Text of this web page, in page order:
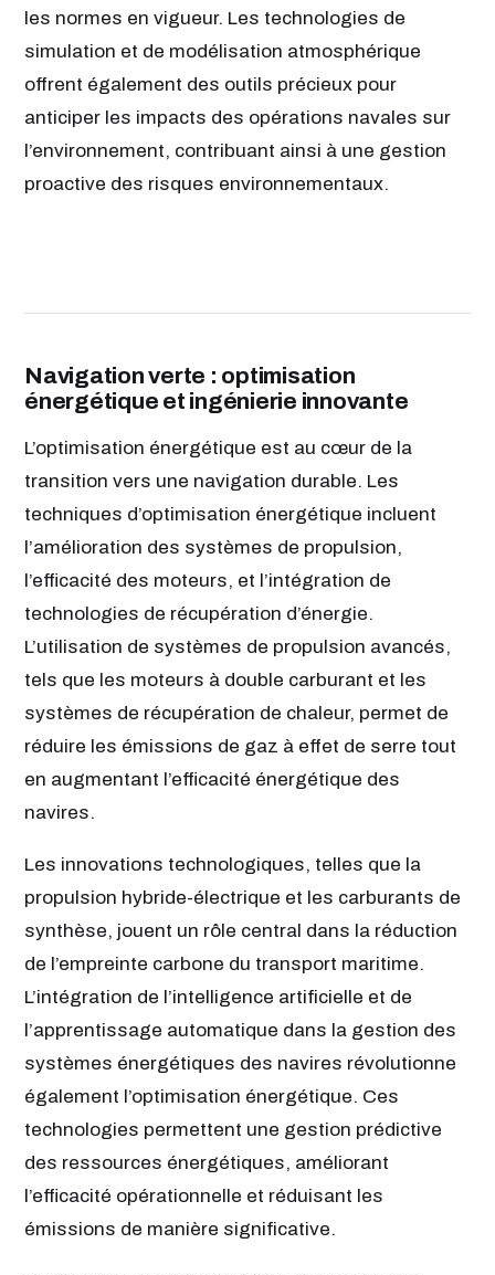
les normes en vigueur. Les technologies de
simulation et de modélisation atmosphérique
offrent également des outils précieux pour
anticiper les impacts des opérations navales sur
l’environnement, contribuant ainsi à une gestion
proactive des risques environnementaux.
Navigation verte : optimisation
énergétique et ingénierie innovante
L’optimisation énergétique est au cœur de la
transition vers une navigation durable. Les
techniques d’optimisation énergétique incluent
l’amélioration des systèmes de propulsion,
l’efficacité des moteurs, et l’intégration de
technologies de récupération d’énergie.
L’utilisation de systèmes de propulsion avancés,
tels que les moteurs à double carburant et les
systèmes de récupération de chaleur, permet de
réduire les émissions de gaz à effet de serre tout
en augmentant l’efficacité énergétique des
navires.
Les innovations technologiques, telles que la
propulsion hybride-électrique et les carburants de
synthèse, jouent un rôle central dans la réduction
de l’empreinte carbone du transport maritime.
L’intégration de l’intelligence artificielle et de
l’apprentissage automatique dans la gestion des
systèmes énergétiques des navires révolutionne
également l’optimisation énergétique. Ces
technologies permettent une gestion prédictive
des ressources énergétiques, améliorant
l’efficacité opérationnelle et réduisant les
émissions de manière significative.